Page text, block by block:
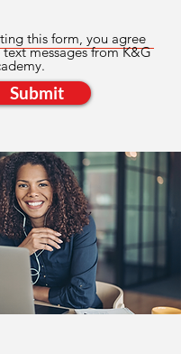
this form, you agree
messages from K&G
Submit